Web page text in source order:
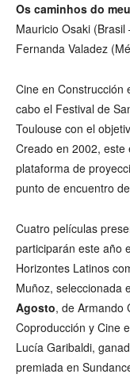
Os caminhos do
Mauricio Osaki (Brasil
Fernanda Valadez
Cine en Construcción
cabo el Festival de
Toulouse con el
Creado en 2002,
plataforma de
punto de encuentro
Cuatro películas
participarán este año
Horizontes Latinos
Muñoz, seleccionada
Agosto, de Armando
Coproducción y Cine
Lucía Garibaldi,
premiada en